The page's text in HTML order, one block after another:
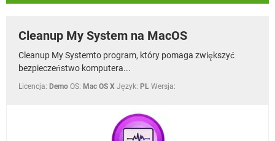
Cleanup My System na MacOS
Cleanup My Systemto program, który pomaga zwiększyć
bezpieczeństwo komputera...
Licencja: Demo OS: Mac OS X Język: PL Wersja: